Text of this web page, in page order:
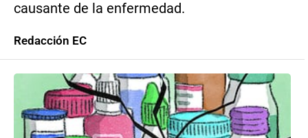
causante de la enfermedad.
Redacción EC